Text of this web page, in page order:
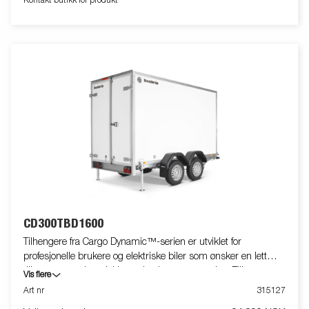
oppbevaring for oppkjøringsramper under tilhengeren gjør det
Standardutstyret inkluderer nedfellbare og avtakbare
sidekarmer samt hjørnestolper, noe som gir stor fleksibilitet.
gummibelegg, hver godkjent for 500 kg, som holder lasten
ekstrakarmer, presenning eller annet ekstrautstyr fra vårt brede
utvalg for å gjøre den enda mer funksjonell. Bildene er kun
ment for illustrasjon og kan vise valgfritt utstyr. Frakt,
CD300TBD1600
Tilhengere fra Cargo Dynamic™-serien er utviklet for
profesjonelle brukere og elektriske biler som ønsker en lett
tilhenger som kan dekke og beskytte varene sine. Tilhengeren
har høy lastekapasitet. Utformingen av tilhengeren gir mulighet
Vis flere
Art nr
315127